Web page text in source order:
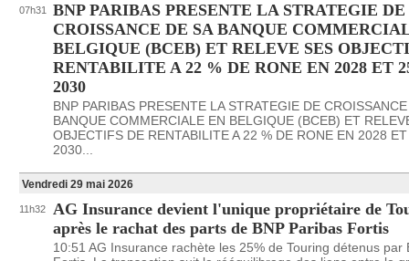
07h31
BNP PARIBAS PRESENTE LA STRATEGIE DE
CROISSANCE DE SA BANQUE
BELGIQUE (BCEB) ET RELEVE SES
RENTABILITE A 22 % DE RONE EN 2028 ET
2030
BNP PARIBAS PRESENTE LA STRATEGIE DE
BANQUE COMMERCIALE EN BELGIQUE (BCEB) ET
OBJECTIFS DE RENTABILITE A 22 % DE RONE EN 2028
2030...
Vendredi 29 mai 2026
11h32
AG Insurance devient l'unique propriétaire de
après le rachat des parts de BNP Paribas Fortis
10:51 AG Insurance rachète les 25% de Touring détenus par